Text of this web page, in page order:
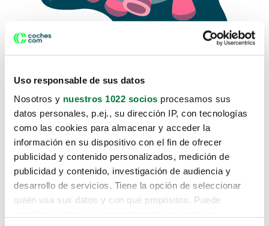
Uso responsable de sus datos
Nosotros y nuestros 1022 socios procesamos sus
datos personales, p.ej., su dirección IP, con tecnologías
como las cookies para almacenar y acceder la
información en su dispositivo con el fin de ofrecer
publicidad y contenido personalizados, medición de
publicidad y contenido, investigación de audiencia y
desarrollo de servicios. Tiene la opción de seleccionar
quién usa sus datos y con qué propósitos. Puede
Lo sentimos, no sabemos como
te hemos traido hasta aquí.
Pero puedes encontrar el coche que estás
buscando en alguno de estos enlaces: